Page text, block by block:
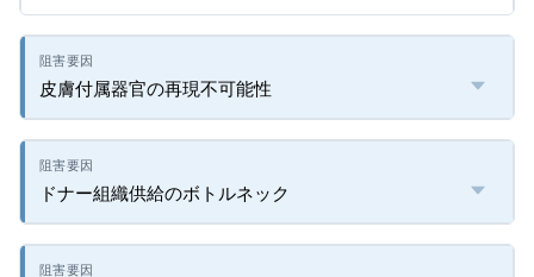
皮膚付属器官の再現不可能性
ドナー組織供給のボトルネック